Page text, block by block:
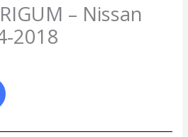
– Nissan
2018